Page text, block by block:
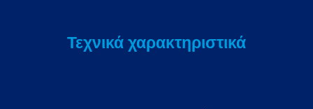
Τεχνικά χαρακτηριστικά